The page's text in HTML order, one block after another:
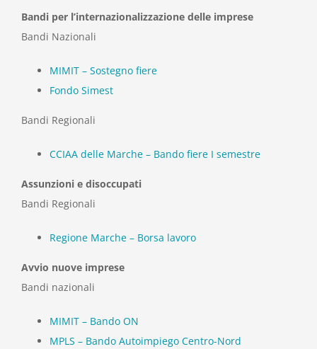
Bandi per l’internazionalizzazione delle imprese
Bandi Nazionali
MIMIT – Sostegno fiere
Fondo Simest
Bandi Regionali
CCIAA delle Marche – Bando fiere I semestre
Assunzioni e disoccupati
Bandi Regionali
Regione Marche – Borsa lavoro
Avvio nuove imprese
Bandi nazionali
MIMIT – Bando ON
MPLS – Bando Autoimpiego Centro-Nord